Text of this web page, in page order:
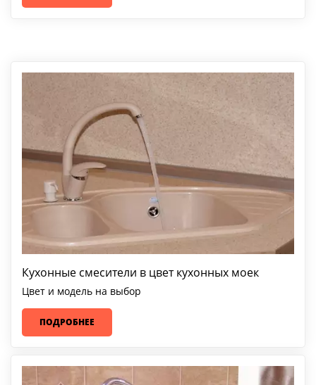
Кухонные смесители в цвет кухонных моек
Цвет и модель на выбор
ПОДРОБНЕЕ